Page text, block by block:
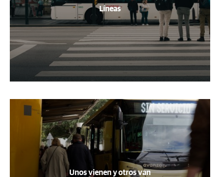
Líneas
Unos vienen y otros van